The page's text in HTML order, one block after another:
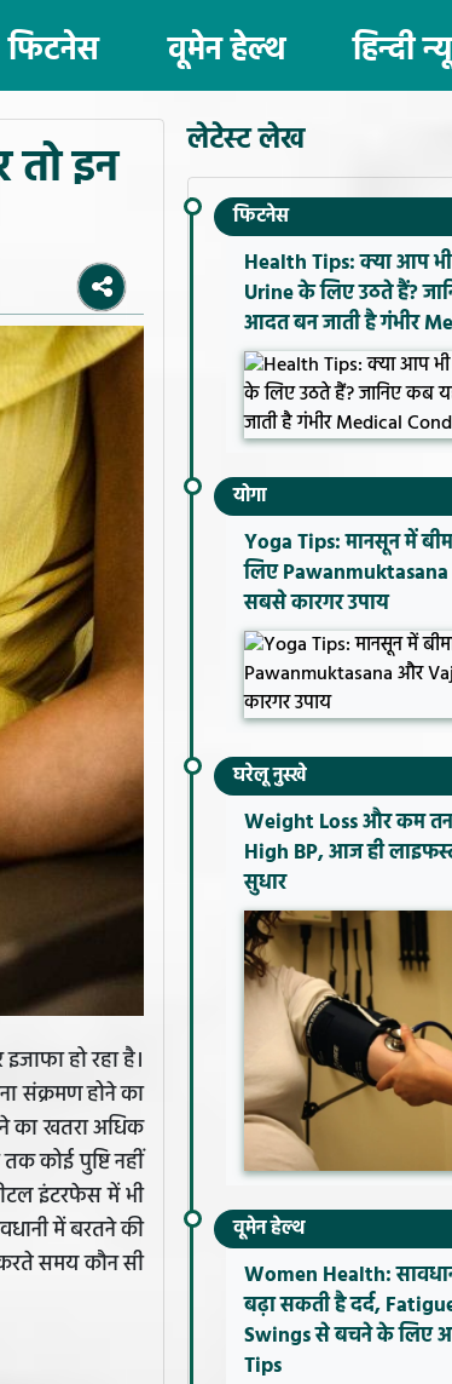
फिटनेस वूमेन हेल्थ हिन्दी
तो इन
हो रहा है।
संक्रमण होने का
का खतरा अधिक
कोई पुष्टि नहीं
इंटरफेस में भी
में बरतने की
समय कौन सी
लेटेस्ट लेख
फिटनेस
Health Tips: क्या आप भी
Urine के लिए उठते हैं?
आदत बन जाती है गंभीर
योगा
Yoga Tips: मानसून में
लिए
सबसे कारगर उपाय
घरेलू नुस्खे
Weight Loss और कम
High BP, आज ही
सुधार
वूमेन हेल्थ
Women Health:
बढ़ा सकती है दर्द,
Swings से बचने के लिए
Tips